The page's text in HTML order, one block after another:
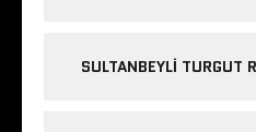
SULTANBEYLI TURGUT